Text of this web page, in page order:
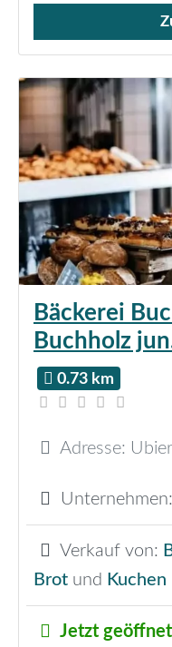
Verkauf von
Bäckerei
Buchholz
0.73 km
Adresse:
Unternehmen:
Verkauf von:
Brot und Kuchen
Jetzt geöffnet